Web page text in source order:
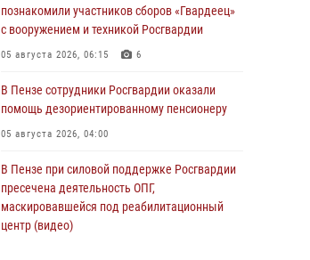
познакомили участников сборов «Гвардеец»
с вооружением и техникой Росгвардии
05 августа 2026, 06:15 6
В Пензе сотрудники Росгвардии оказали
помощь дезориентированному пенсионеру
05 августа 2026, 04:00
В Пензе при силовой поддержке Росгвардии
пресечена деятельность ОПГ,
маскировавшейся под реабилитационный
центр (видео)